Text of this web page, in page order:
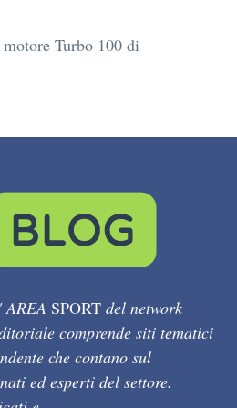
Turbo 100 di
SPORT del network
comprende siti tematici
che contano sul
ed esperti del settore.